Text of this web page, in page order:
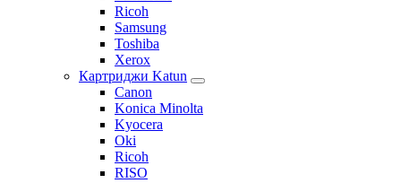
Ricoh
Samsung
Toshiba
Xerox
Картриджи Katun
Canon
Konica Minolta
Kyocera
Oki
Ricoh
RISO